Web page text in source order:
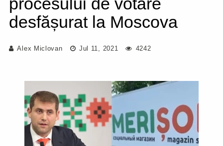
desfășurat la Moscova
Alex Miclovan Jul 11, 2021 4242